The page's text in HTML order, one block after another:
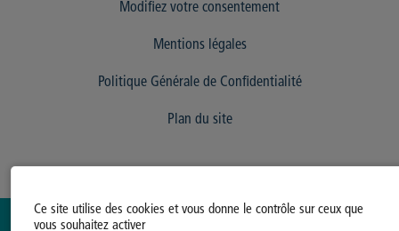
Ce site utilise des cookies et vous donne le contrôle sur ceux que
vous souhaitez activer
Modifiez votre consentement
Mentions légales
Politique Générale de Confidentialité
Plan du site